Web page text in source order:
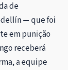
de
— que foi
em punição
receberá
a equipe